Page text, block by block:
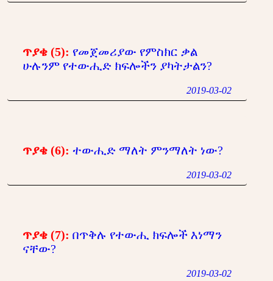
ጥያቄ (5): የመጀመሪያው የምስክር ቃል
ሁሉንም የተውሒድ ክፍሎችን ያካትታልን?
2019-03-02
ጥያቄ (6): ተውሒድ ማለት ምንማለት ነው?
2019-03-02
ጥያቄ (7): በጥቅሉ የተውሒ ክፍሎች እነማን
ናቸው?
2019-03-02